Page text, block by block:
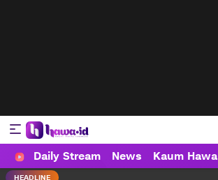
HAWA
Haluan Wanita Indonesia
Daily Stream News Kaum Hawa
HEADLINE